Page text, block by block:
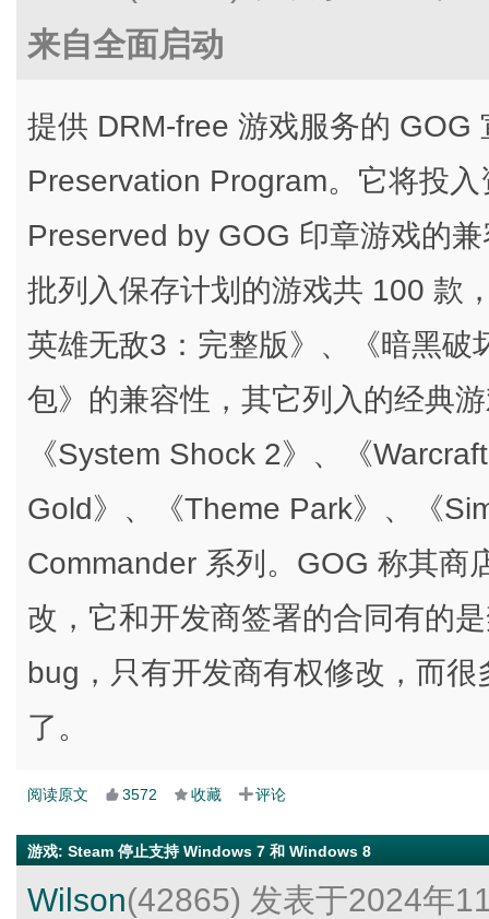
来自全面启动
提供 DRM-free 游戏服务的 GOG
Preservation Program。它将投
Preserved by GOG 印章游戏的
批列入保存计划的游戏共 100 款
英雄无敌3：完整版》、《暗黑
包》的兼容性，其它列入的经典
《System Shock 2》、《
Gold》、《Theme Park》、《
Commander 系列。GOG 称其商
改，它和开发商签署的合同有的
bug，只有开发商有权修改，而
了。
阅读原文 3572 收藏 评论
游戏: Steam 停止支持 Windows 7 和 Windows 8
Wilson(42865) 发表于2024年